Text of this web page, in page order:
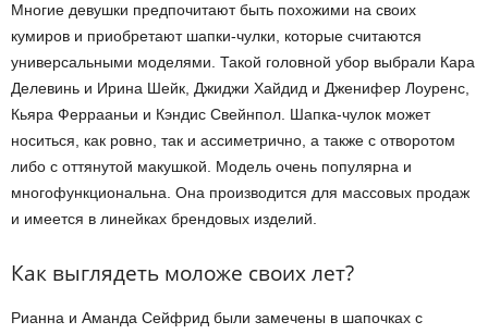
Многие девушки предпочитают быть похожими на своих
кумиров и приобретают шапки-чулки, которые считаются
универсальными моделями. Такой головной убор выбрали Кара
Делевинь и Ирина Шейк, Джиджи Хайдид и Дженифер Лоуренс,
Кьяра Феррааньи и Кэндис Свейнпол. Шапка-чулок может
носиться, как ровно, так и ассиметрично, а также с отворотом
либо с оттянутой макушкой. Модель очень популярна и
многофункциональна. Она производится для массовых продаж
и имеется в линейках брендовых изделий.
Как выглядеть моложе своих лет?
Рианна и Аманда Сейфрид были замечены в шапочках с